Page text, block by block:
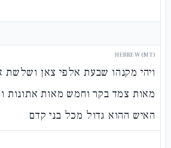
HEBREW (MT)
ויהי מקנהו שבעת אלפי צאן ושלשת
מאות צמד בקר וחמש מאות אתונות
האיש ההוא גדול מכל בני קדם